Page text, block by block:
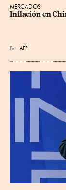
MERCADOS
Inflación en
Por AFP